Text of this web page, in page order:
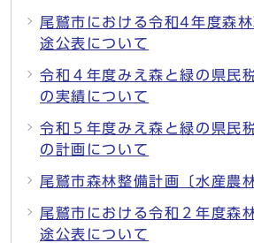
尾鷲市における令和4年度森
途公表について
令和４年度みえ森と緑の県民
の実績について
令和５年度みえ森と緑の県民
の計画について
尾鷲市森林整備計画〔水産農
尾鷲市における令和２年度森
途公表について